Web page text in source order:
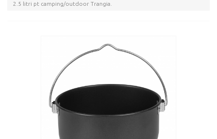
2.5 litri pt camping/outdoor Trangia.